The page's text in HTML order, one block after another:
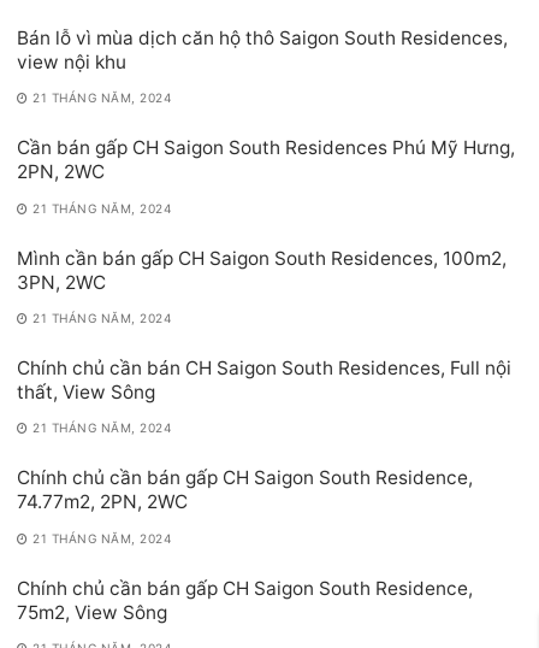
Bán lỗ vì mùa dịch căn hộ thô Saigon South Residences,
view nội khu
21 THÁNG NĂM, 2024
Cần bán gấp CH Saigon South Residences Phú Mỹ Hưng,
2PN, 2WC
21 THÁNG NĂM, 2024
Mình cần bán gấp CH Saigon South Residences, 100m2,
3PN, 2WC
21 THÁNG NĂM, 2024
Chính chủ cần bán CH Saigon South Residences, Full nội
thất, View Sông
21 THÁNG NĂM, 2024
Chính chủ cần bán gấp CH Saigon South Residence,
74.77m2, 2PN, 2WC
21 THÁNG NĂM, 2024
Chính chủ cần bán gấp CH Saigon South Residence,
75m2, View Sông